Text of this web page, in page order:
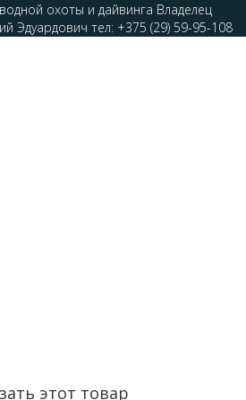
охоты и дайвинга Владелец
Эдуардович тел: +375 (29) 59-95-108
этот товар